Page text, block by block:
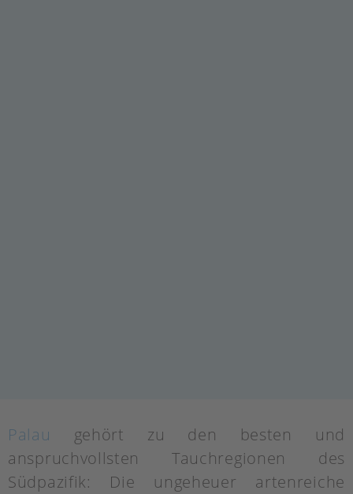
Palau gehört zu den besten und
anspruchvollsten Tauchregionen des
Südpazifik: Die ungeheuer artenreiche